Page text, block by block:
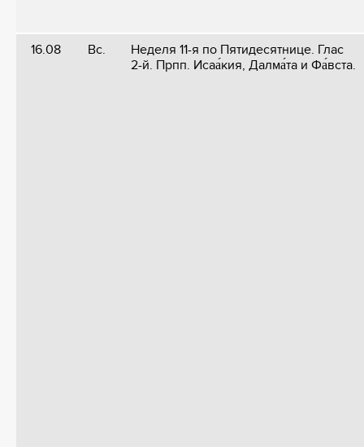
16.08 Вс.
Неделя 11-я по Пятидесятнице. Глас
2-й. Прпп. Исаа́кия, Далма́та и Фа́вста.